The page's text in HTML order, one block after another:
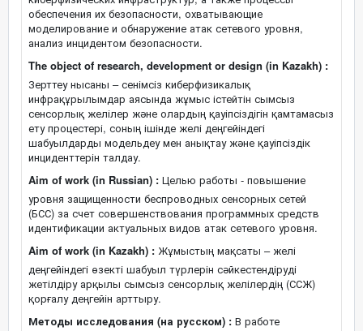
обеспечения их безопасности, охватывающие
моделирование и обнаружение атак сетевого уровня,
анализ инцидентом безопасности.
The object of research, development or design (in Kazakh) :
Зерттеу нысаны – сенімсіз киберфизикалық
инфрақұрылымдар аясында жұмыс істейтін сымсыз
сенсорлық желілер және олардың қауіпсіздігін қамтамасыз
ету процестері, соның ішінде желі деңгейіндегі
шабуылдарды модельдеу мен анықтау және қауіпсіздік
инциденттерін талдау.
Aim of work (in Russian) : Целью работы - повышение
уровня защищенности беспроводных сенсорных сетей
(БСС) за счет совершенствования программных средств
идентификации актуальных видов атак сетевого уровня.
Aim of work (in Kazakh) : Жұмыстың мақсаты – желі
деңгейіндегі өзекті шабуыл түрлерін сәйкестендіруді
жетілдіру арқылы сымсыз сенсорлық желілердің (ССЖ)
қорғалу деңгейін арттыру.
Методы исследования (на русском) : В работе